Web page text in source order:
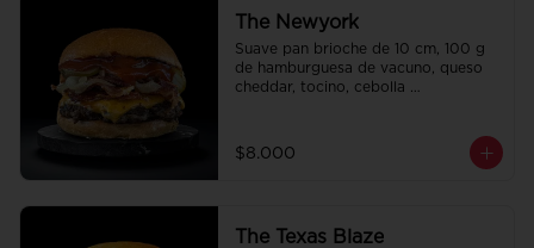
The Newyork
Suave pan brioche de 10 cm, 100 g
de hamburguesa de vacuno, queso
cheddar, tocino, cebolla
$8.000
The Texas Blaze